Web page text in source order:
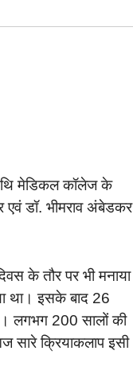
मेडिकल कॉलेज के
डॉ. भीमराव अंबेडकर
के तौर पर भी मनाया
था। इसके बाद 26
लगभग 200 सालों की
क्रियाकलाप इसी